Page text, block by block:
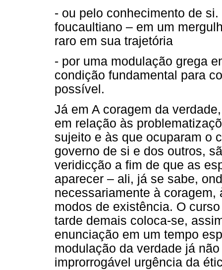
- ou pelo conhecimento de
foucaultiano – em um
raro em sua trajetória
- por uma modulação grega
condição fundamental para
possível.
Já em A coragem da
em relação às
sujeito e às que ocuparam o
governo de si e dos outros,
veridicção a fim de que as
aparecer – ali, já se sabe,
necessariamente à
modos de existência. O
tarde demais coloca-se,
enunciação em um tempo
modulação da verdade já
improrrogável urgência da